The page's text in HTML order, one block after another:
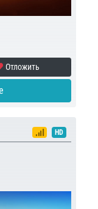
Отложить
HD